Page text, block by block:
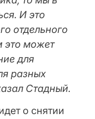
И это
отдельного
это может
для
разных
Стадный.
о снятии